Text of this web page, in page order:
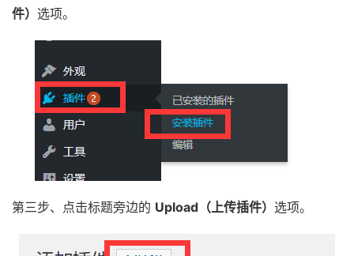
件） 选项。
第三步、点击标题旁边的 Upload（上传插件） 选项。